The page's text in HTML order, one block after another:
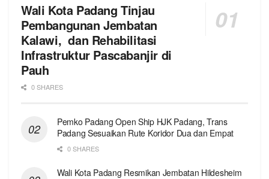
Wali Kota Padang Tinjau
Pembangunan Jembatan
Kalawi, dan Rehabilitasi
Infrastruktur Pascabanjir di
Pauh
0 SHARES
Pemko Padang Open Ship HJK Padang, Trans
Padang Sesuaikan Rute Koridor Dua dan Empat
0 SHARES
Wali Kota Padang Resmikan Jembatan Hildesheim